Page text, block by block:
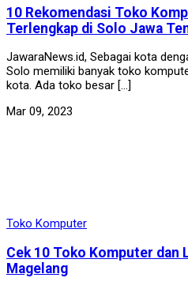
10 Rekomendasi Toko
Terlengkap di Solo Jawa
JawaraNews.id, Sebagai kota
Solo memiliki banyak toko
kota. Ada toko besar […]
Mar 09, 2023
Toko Komputer
Cek 10 Toko Komputer dan
Magelang